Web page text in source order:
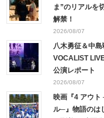
ま”のリアルを
解禁！
2026/08/07
八木勇征＆中
VOCALIST
公演レポート
2026/08/07
映画『4 アウト
ル─』物語のは